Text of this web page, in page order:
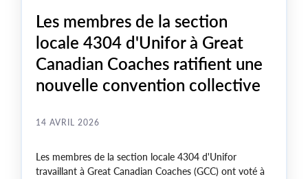
Les membres de la section
locale 4304 d'Unifor à Great
Canadian Coaches ratifient une
nouvelle convention collective
14 AVRIL 2026
Les membres de la section locale 4304 d'Unifor
travaillant à Great Canadian Coaches (GCC) ont voté à